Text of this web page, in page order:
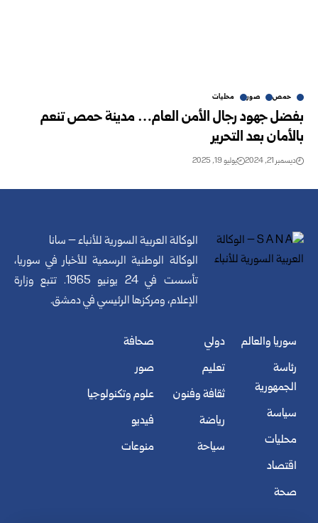
حمص صور محليات
بفضل جهود رجال الأمن العام… مدينة حمص تنعم
بالأمان بعد التحرير
ديسمبر 21, 2024 يوليو 19, 2025
الوكالة العربية السورية للأنباء – سانا
الوكالة الوطنية الرسمية للأخبار في سوريا،
تأسست في 24 يونيو 1965. تتبع وزارة
الإعلام، ومركزها الرئيسي في دمشق.
سوريا والعالم
رئاسة
الجمهورية
سياسة
محليات
اقتصاد
صحة
دولي
تعليم
ثقافة وفنون
رياضة
سياحة
صحافة
صور
علوم وتكنولوجيا
فيديو
منوعات